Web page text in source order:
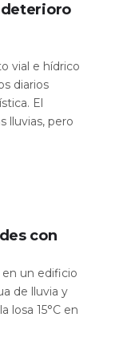
vial e hídrico
diarios
El
lluvias, pero
con
un edificio
de lluvia y
losa 15°C en